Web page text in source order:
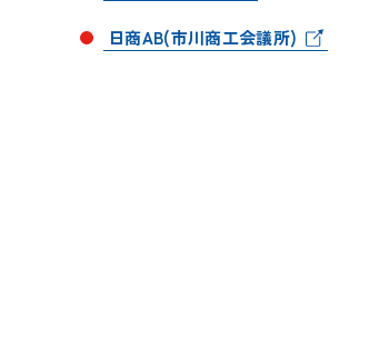
日商AB(市川商工会議所)